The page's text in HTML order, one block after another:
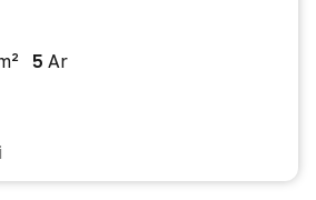
5 Ar